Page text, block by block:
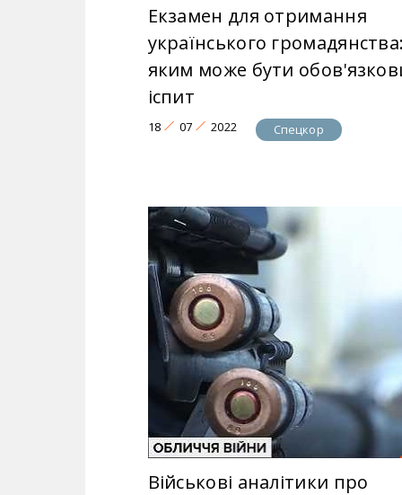
Екзамен для отримання
українського громадянства:
яким може бути
іспит
18 07 2022 Спецкор
Військові аналітики про